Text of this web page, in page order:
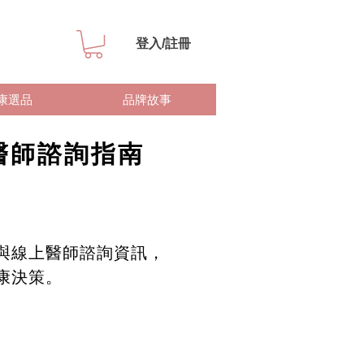
登入/註冊
選品 品牌故事
師諮詢指南
上醫師諮詢資訊，
策。